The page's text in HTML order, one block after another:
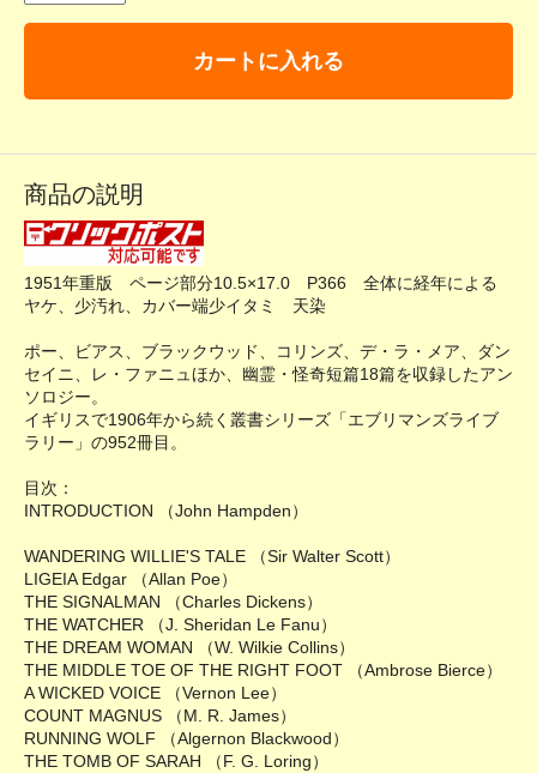
カートに入れる
商品の説明
1951年重版 ページ部分10.5×17.0 P366 全体に経年による
ヤケ、少汚れ、カバー端少イタミ 天染
ポー、ビアス、ブラックウッド、コリンズ、デ・ラ・メア、ダン
セイニ、レ・ファニュほか、幽霊・怪奇短篇18篇を収録したアン
ソロジー。
イギリスで1906年から続く叢書シリーズ「エブリマンズライブ
ラリー」の952冊目。
目次：
INTRODUCTION （John Hampden）
WANDERING WILLIE'S TALE （Sir Walter Scott）
LIGEIA Edgar （Allan Poe）
THE SIGNALMAN （Charles Dickens）
THE WATCHER （J. Sheridan Le Fanu）
THE DREAM WOMAN （W. Wilkie Collins）
THE MIDDLE TOE OF THE RIGHT FOOT （Ambrose Bierce）
A WICKED VOICE （Vernon Lee）
COUNT MAGNUS （M. R. James）
RUNNING WOLF （Algernon Blackwood）
THE TOMB OF SARAH （F. G. Loring）